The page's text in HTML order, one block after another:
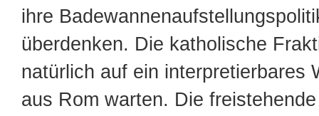
ihre
überdenken. Die katholische
natürlich auf ein interpretierbares
aus Rom warten. Die